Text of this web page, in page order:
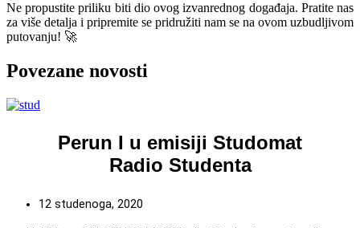
Ne propustite priliku biti dio ovog izvanrednog događaja. Pratite nas
za više detalja i pripremite se pridružiti nam se na ovom uzbudljivom
putovanju! 🚀
Povezane novosti
Perun I u emisiji Studomat
Radio Studenta
12 studenoga, 2020